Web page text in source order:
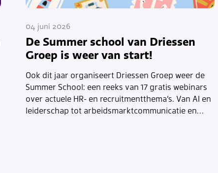
04 juni 2026
De Summer school van Driessen
Groep is weer van start!
Ook dit jaar organiseert Driessen Groep weer de
Summer School: een reeks van 17 gratis webinars
over actuele HR- en recruitmentthema’s. Van AI en
leiderschap tot arbeidsmarktcommunicatie en…